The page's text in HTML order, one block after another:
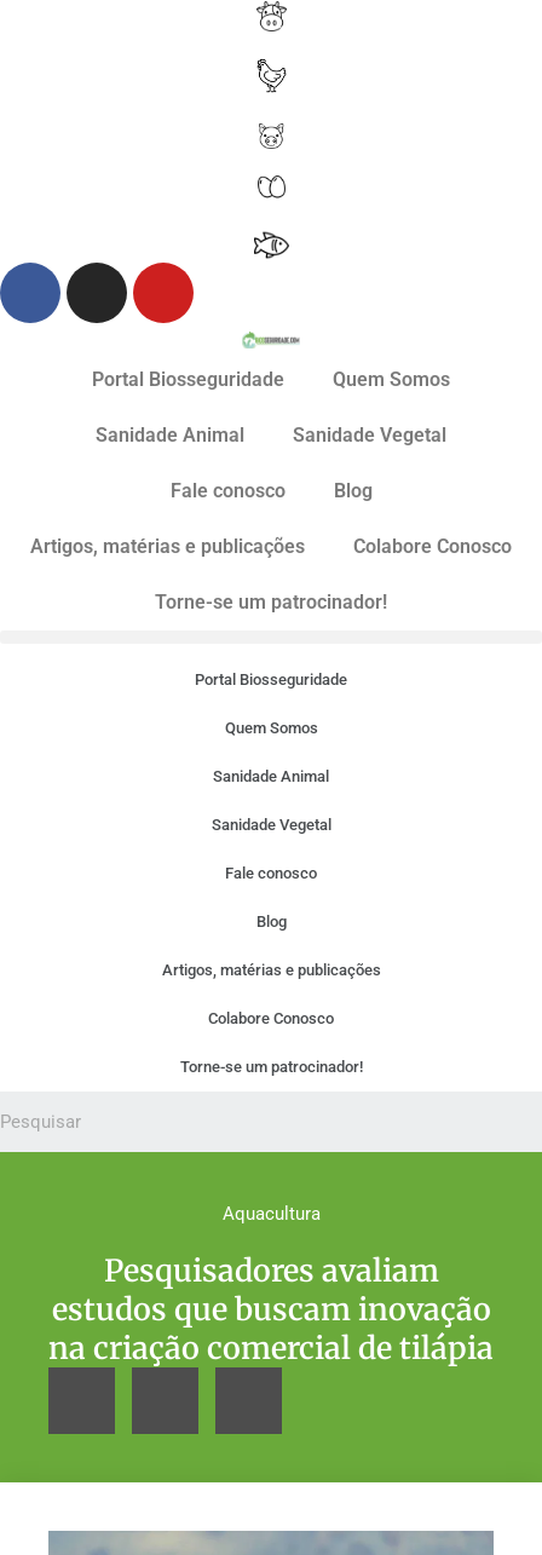
Portal Biosseguridade Quem Somos
Sanidade Animal Sanidade Vegetal
Fale conosco Blog
Artigos, matérias e publicações Colabore Conosco
Torne-se um patrocinador!
Portal Biosseguridade
Quem Somos
Sanidade Animal
Sanidade Vegetal
Fale conosco
Blog
Artigos, matérias e publicações
Colabore Conosco
Torne-se um patrocinador!
Aquacultura
Pesquisadores avaliam
estudos que buscam inovação
na criação comercial de tilápia